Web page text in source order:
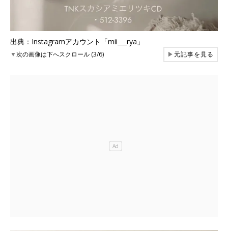
出典：Instagramアカウント「mii___rya」
▼次の画像は下へスクロール (3/6) ▶元記事を見る